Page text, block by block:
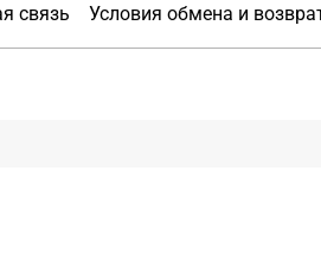
связь Условия обмена и